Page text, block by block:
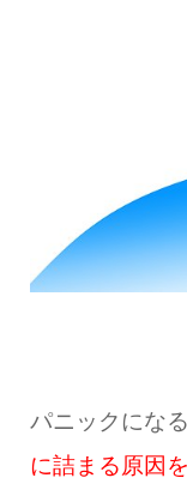
パニックにな
に詰まる原因